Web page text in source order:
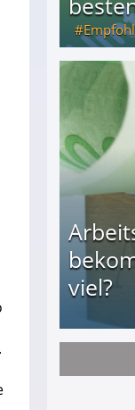
viel?
es und wie viel?